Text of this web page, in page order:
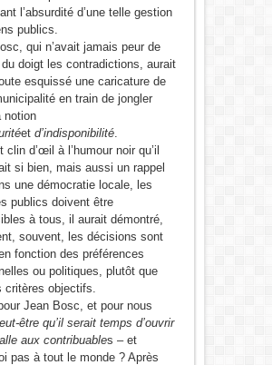
l’absurdité d’une telle gestion
publics.
qui n’avait jamais peur de
doigt les contradictions, aurait
esquissé une caricature de
en train de jongler
notion
et d’indisponibilité.
clin d’œil à l’humour noir qu’il
si bien, mais aussi un rappel
une démocratie locale, les
publics doivent être
à tous, il aurait démontré,
souvent, les décisions sont
fonction des préférences
ou politiques, plutôt que
critères objectifs.
Jean Bosc, et pour nous
être qu’il serait temps d’ouvrir
aux contribuables – et
pas à tout le monde ? Après